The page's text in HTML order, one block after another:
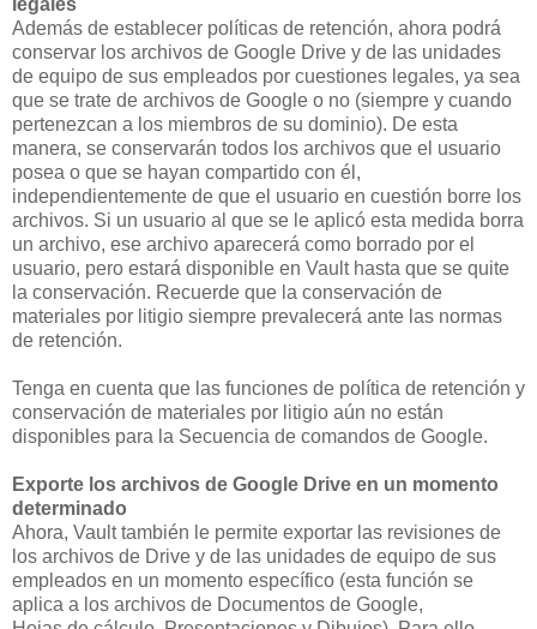
legales
Además de establecer políticas de retención, ahora podrá
conservar los archivos de Google Drive y de las unidades
de equipo de sus empleados por cuestiones legales, ya sea
que se trate de archivos de Google o no (siempre y cuando
pertenezcan a los miembros de su dominio). De esta
manera, se conservarán todos los archivos que el usuario
posea o que se hayan compartido con él,
independientemente de que el usuario en cuestión borre los
archivos. Si un usuario al que se le aplicó esta medida borra
un archivo, ese archivo aparecerá como borrado por el
usuario, pero estará disponible en Vault hasta que se quite
la conservación. Recuerde que la conservación de
materiales por litigio siempre prevalecerá ante las normas
de retención.
Tenga en cuenta que las funciones de política de retención y
conservación de materiales por litigio aún no están
disponibles para la Secuencia de comandos de Google.
Exporte los archivos de Google Drive en un momento
determinado
Ahora, Vault también le permite exportar las revisiones de
los archivos de Drive y de las unidades de equipo de sus
empleados en un momento específico (esta función se
aplica a los archivos de Documentos de Google,